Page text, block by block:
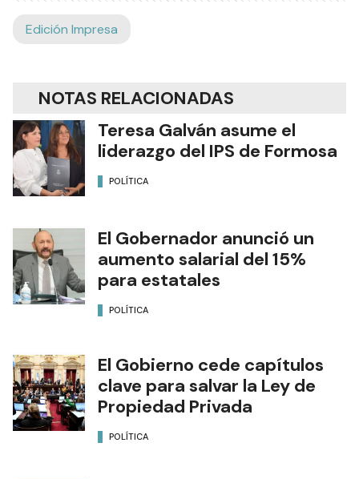
Edición Impresa
NOTAS RELACIONADAS
Teresa Galván asume el
liderazgo del IPS de Formosa
POLÍTICA
El Gobernador anunció un
aumento salarial del 15%
para estatales
POLÍTICA
El Gobierno cede capítulos
clave para salvar la Ley de
Propiedad Privada
POLÍTICA